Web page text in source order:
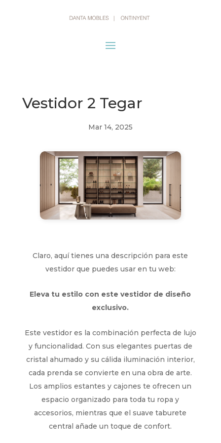
Vestidor 2 Tegar
Mar 14, 2025
Claro, aquí tienes una descripción para este
vestidor que puedes usar en tu web:
Eleva tu estilo con este vestidor de diseño
exclusivo.
Este vestidor es la combinación perfecta de lujo
y funcionalidad. Con sus elegantes puertas de
cristal ahumado y su cálida iluminación interior,
cada prenda se convierte en una obra de arte.
Los amplios estantes y cajones te ofrecen un
espacio organizado para toda tu ropa y
accesorios, mientras que el suave taburete
central añade un toque de confort.